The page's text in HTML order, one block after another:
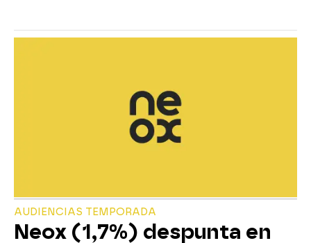
AUDIENCIAS TEMPORADA
Neox (1,7%) despunta en